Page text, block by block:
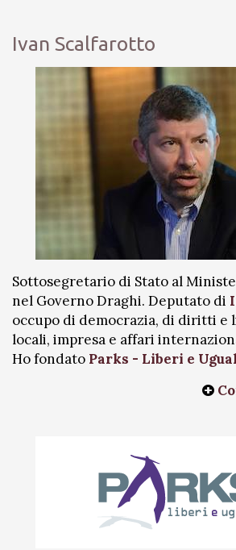
Ivan Scalfarotto
Sottosegretario di Stato al
nel Governo Draghi. Deputato di
occupo di democrazia, di diritti e
locali, impresa e affari
Ho fondato Parks - Liberi e